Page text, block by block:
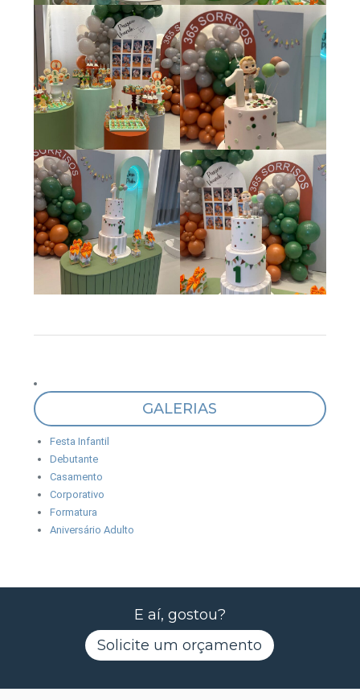
GALERIAS
Festa Infantil
Debutante
Casamento
Corporativo
Formatura
Aniversário Adulto
E aí, gostou?
Solicite um orçamento